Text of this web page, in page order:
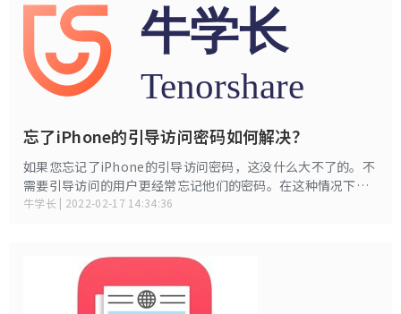
忘了iPhone的引导访问密码如何解决？
如果您忘记了iPhone的引导访问密码，这没什么大不了的。不
需要引导访问的用户更经常忘记他们的密码。在这种情况下，
您需要覆盖密码或尝试可以解决问题的简单方法。因此，在本
牛学长 | 2022-02-17 14:34:36